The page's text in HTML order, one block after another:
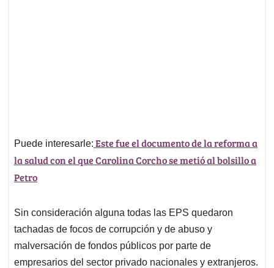
Puede interesarle: Este fue el documento de la reforma a
la salud con el que Carolina Corcho se metió al bolsillo a
Petro
Sin consideración alguna todas las EPS quedaron
tachadas de focos de corrupción y de abuso y
malversación de fondos públicos por parte de
empresarios del sector privado nacionales y extranjeros.